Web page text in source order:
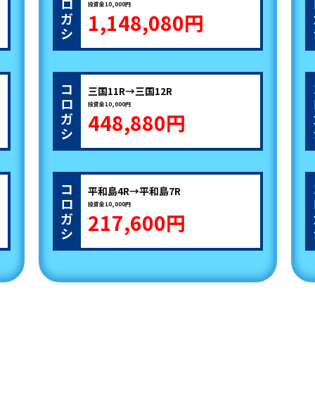
ガ
シ
投資金10,000円
1,148,080円
コ
ロ
ガ
シ
三国11R→三国12R
投資金10,000円
448,880円
コ
ロ
ガ
シ
平和島4R→平和島7R
投資金10,000円
217,600円